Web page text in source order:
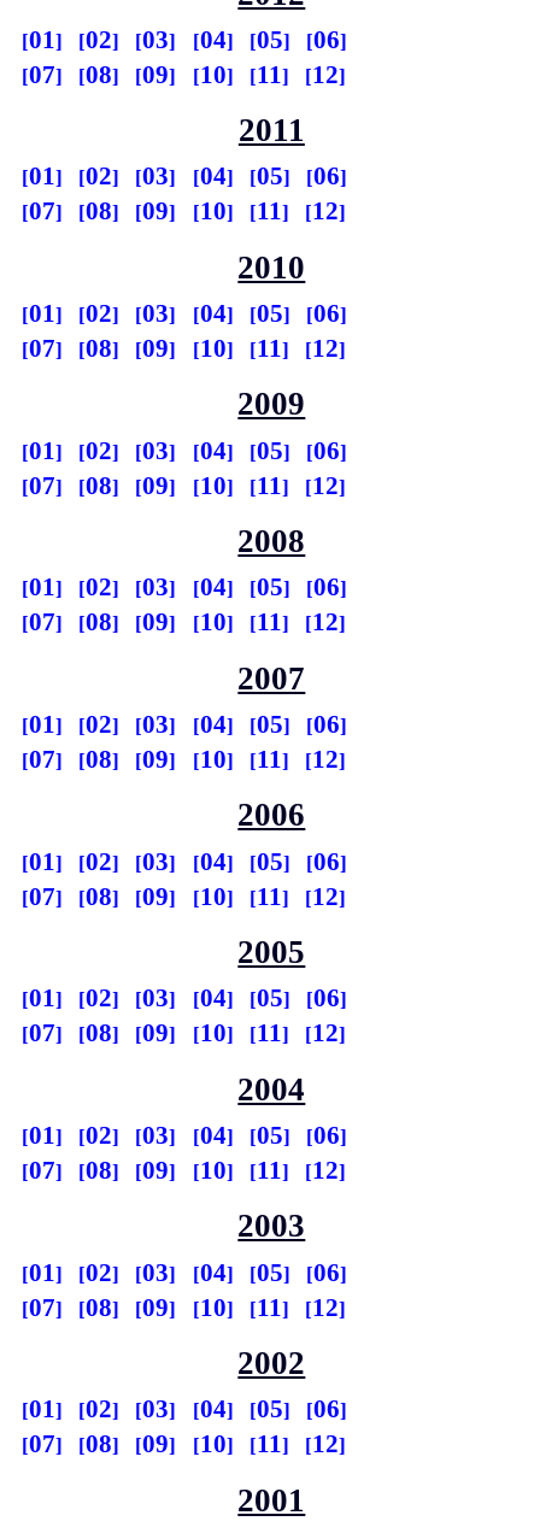
01 02 03 04 05
06
07
08 09 10 11 12
2011
01 02 03 04 05
06
07
08 09 10 11 12
2010
01 02 03 04 05
06
07
08 09 10 11 12
2009
01 02 03 04 05
06
07
08 09 10 11 12
2008
01 02 03 04 05
06
07
08 09 10 11 12
2007
01 02 03 04 05
06
07
08 09 10 11 12
2006
01 02 03 04 05
06
07
08 09 10 11 12
2005
01 02 03 04 05
06
07
08 09 10 11 12
2004
01 02 03 04 05
06
07
08 09 10 11 12
2003
01 02 03 04 05
06
07
08 09 10 11 12
2002
01 02 03 04 05
06
07
08 09 10 11 12
2001